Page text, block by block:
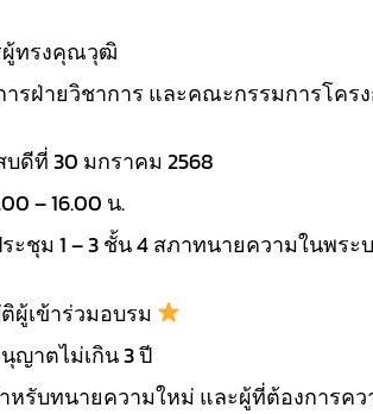
ผู้ทรงคุณวุฒิ
รฝ่ายวิชาการ และคณะกรรมการโครง
ดีที่ 30 มกราคม 2568
– 16.00 น.
ะชุม 1 – 3 ชั้น 4 สภาทนายความในพร
เข้าร่วมอบรม
ญาตไม่เกิน 3 ปี
หรับทนายความใหม่ และผู้ที่ต้องการค